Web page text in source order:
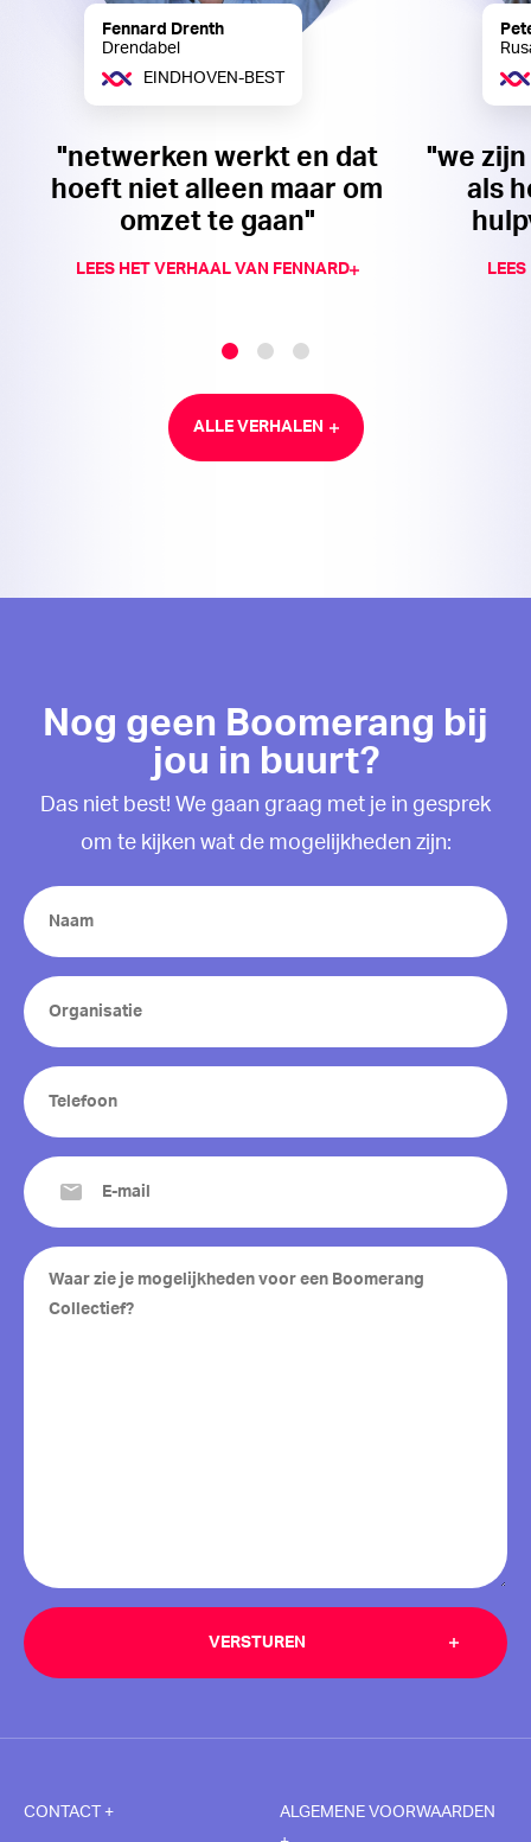
Fennard Drenth
Drendabel
EINDHOVEN-BEST
"netwerken werkt en dat
hoeft niet alleen maar om
omzet te gaan"
LEES HET VERHAAL VAN FENNARD
"we
als
ALLE VERHALEN
Nog geen Boomerang bij
jou in buurt?
Das niet best! We gaan graag met je in gesprek
om te kijken wat de mogelijkheden zijn:
Name
(Vereist)
Organisatie
(Vereist)
Telefoon
(Vereist)
E-
mail
Je
CONTACT +
ALGEMENE VOORWAARDEN